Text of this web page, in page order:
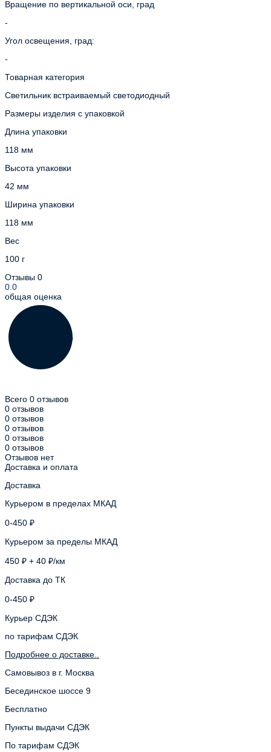
Вращение по вертикальной оси, град
-
Угол освещения, град:
-
Товарная категория
Светильник встраиваемый светодиодный
Размеры изделия с упаковкой
Длина упаковки
118 мм
Высота упаковки
42 мм
Ширина упаковки
118 мм
Вес
100 г
Отзывы 0
0.0
общая оценка
Всего 0 отзывов
0 отзывов
0 отзывов
0 отзывов
0 отзывов
0 отзывов
Отзывов нет
Доставка и оплата
Доставка
Курьером в пределах МКАД
0-450 ₽
Курьером за пределы МКАД
450 ₽ + 40 ₽/км
Доставка до ТК
0-450 ₽
Курьер СДЭК
по тарифам СДЭК
Подробнее о доставке..
Самовывоз в г. Москва
Бесединское шоссе 9
Бесплатно
Пункты выдачи СДЭК
По тарифам СДЭК